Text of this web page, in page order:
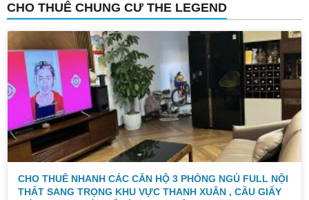
CHO THUÊ CHUNG CƯ THE LEGEND
CHO THUÊ NHANH CÁC CĂN HỘ 3 PHÒNG NGỦ FULL NỘI
THẤT SANG TRỌNG KHU VỰC THANH XUÂN , CẦU GIẤY